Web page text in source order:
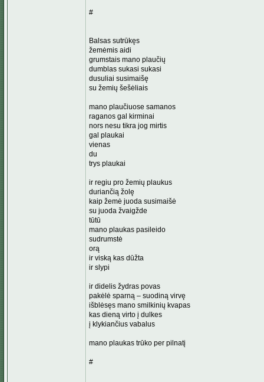
#
Balsas sutrūkęs
žemėmis aidi
grumstais mano plaučių
dumblas sukasi sukasi
dusuliai susimaišę
su žemių šešėliais
mano plaučiuose samanos
raganos gal kirminai
nors nesu tikra jog mirtis
gal plaukai
vienas
du
trys plaukai
ir regiu pro žemių plaukus
duriančią žolę
kaip žemė juoda susimaišė
su juoda žvaigžde
tūtū
mano plaukas pasileido
sudrumstė
orą
ir viską kas dūžta
ir slypi
ir didelis žydras povas
pakėlė sparną – suodiną virvę
išblėsęs mano smilkinių kvapas
kas dieną virto į dulkes
į klykiančius vabalus
mano plaukas trūko per pilnatį
#